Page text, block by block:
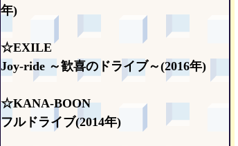
年)
☆EXILE
Joy-ride ～歓喜のドライブ～(2016年)
☆KANA-BOON
フルドライブ(2014年)